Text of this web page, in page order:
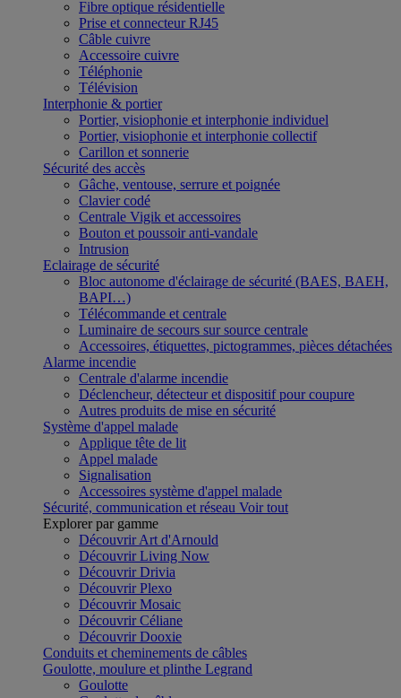
Fibre optique résidentielle
Prise et connecteur RJ45
Câble cuivre
Accessoire cuivre
Téléphonie
Télévision
Interphonie & portier
Portier, visiophonie et interphonie individuel
Portier, visiophonie et interphonie collectif
Carillon et sonnerie
Sécurité des accès
Gâche, ventouse, serrure et poignée
Clavier codé
Centrale Vigik et accessoires
Bouton et poussoir anti-vandale
Intrusion
Eclairage de sécurité
Bloc autonome d'éclairage de sécurité (BAES, BAEH,
BAPI…)
Télécommande et centrale
Luminaire de secours sur source centrale
Accessoires, étiquettes, pictogrammes, pièces détachées
Alarme incendie
Centrale d'alarme incendie
Déclencheur, détecteur et dispositif pour coupure
Autres produits de mise en sécurité
Système d'appel malade
Applique tête de lit
Appel malade
Signalisation
Accessoires système d'appel malade
Sécurité, communication et réseau Voir tout
Explorer par gamme
Découvrir Art d'Arnould
Découvrir Living Now
Découvrir Drivia
Découvrir Plexo
Découvrir Mosaic
Découvrir Céliane
Découvrir Dooxie
Conduits et cheminements de câbles
Goulotte, moulure et plinthe Legrand
Goulotte